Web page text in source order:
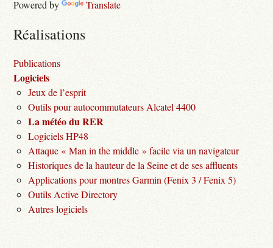
Powered by Translate
Réalisations
Publications
Logiciels
Jeux de l’esprit
Outils pour autocommutateurs Alcatel 4400
La météo du RER
Logiciels HP48
Attaque « Man in the middle » facile via un navigateur
Historiques de la hauteur de la Seine et de ses affluents
Applications pour montres Garmin (Fenix 3 / Fenix 5)
Outils Active Directory
Autres logiciels